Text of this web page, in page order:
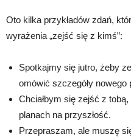
Oto kilka przykładów zdań,
wyrażenia „zejść się z kimś”:
Spotkajmy się jutro, żeby
omówić szczegóły nowego
Chciałbym się zejść z
planach na przyszłość.
Przepraszam, ale muszę